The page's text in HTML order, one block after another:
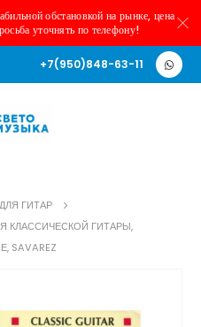
обстановкой на рынке, цена
уточнять по телефону!
+7(950)848-63-11
ГИТАР
КЛАССИЧЕСКОЙ ГИТАРЫ,